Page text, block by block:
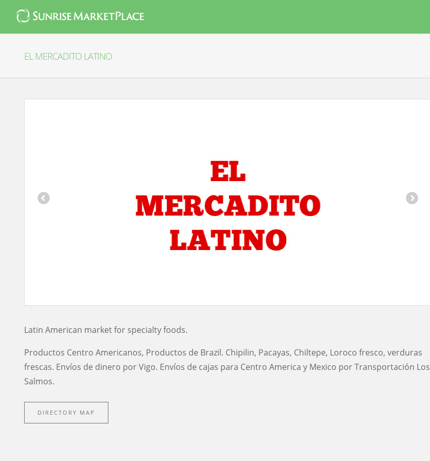
content
EL MERCADITO LATINO
Latin American market for specialty foods.
Productos Centro Americanos, Productos de Brazil. Chipilin, Pacayas, Chiltepe, Loroco fresco, verduras
frescas. Envíos de dinero por Vigo. Envíos de cajas para Centro America y Mexico por Transportación Los
Salmos.
DIRECTORY MAP